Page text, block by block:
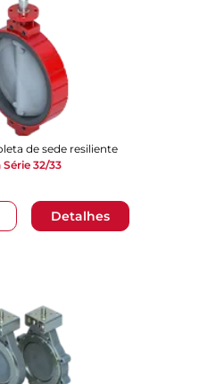
Detalhes
de sede resiliente
Série 32/33